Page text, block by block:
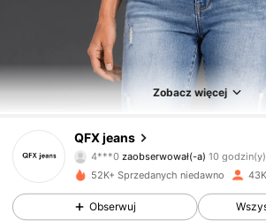
Zobacz więcej
QFX jeans
4***0 zaobserwował(-a) 10 godzin(y)
4,83
6.3K Obserwujący
52K+ Sprzedanych niedawno
Obserwuj